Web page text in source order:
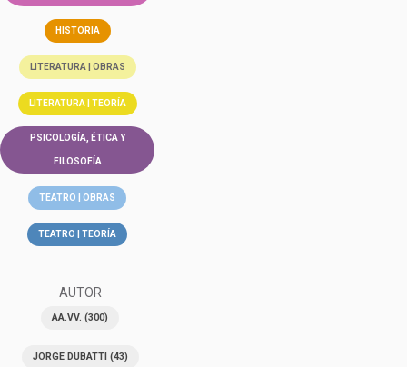
HISTORIA
LITERATURA | OBRAS
LITERATURA | TEORÍA
PSICOLOGÍA, ÉTICA Y
FILOSOFÍA
TEATRO | OBRAS
TEATRO | TEORÍA
AUTOR
AA.VV. (300)
JORGE DUBATTI(43)